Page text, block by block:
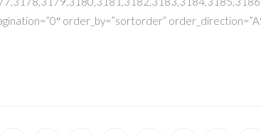
order_by=”sortorder”